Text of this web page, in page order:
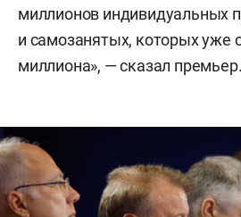
миллионов индивидуальных
и самозанятых, которых уже
миллиона», — сказал премьер.